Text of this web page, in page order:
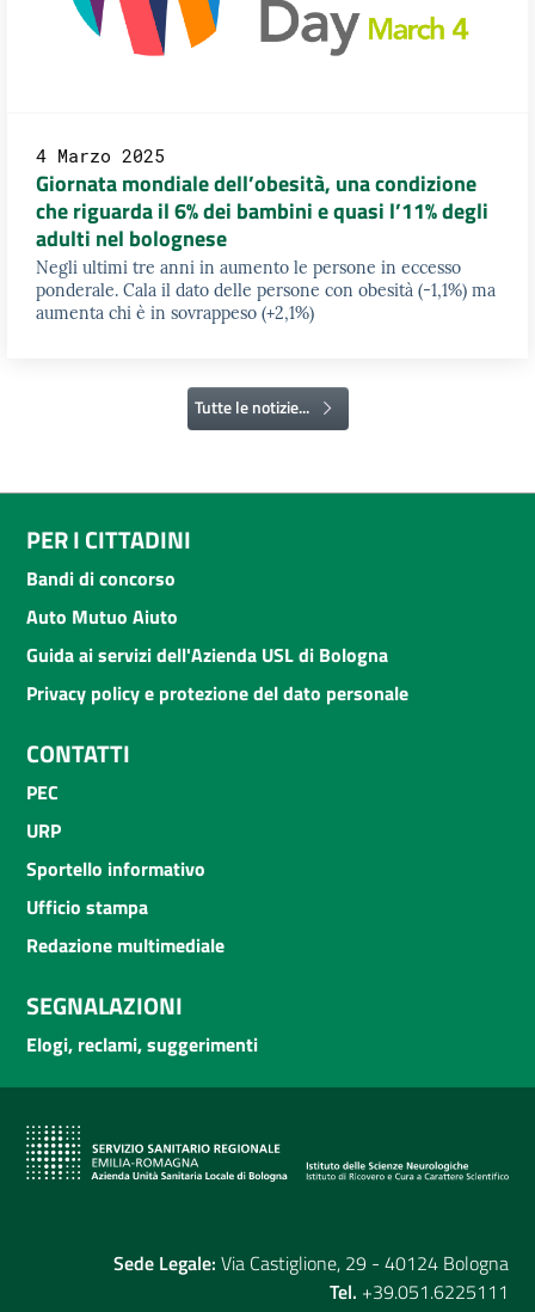
4 Marzo 2025
Giornata mondiale dell’obesità, una condizione
che riguarda il 6% dei bambini e quasi l’11% degli
adulti nel bolognese
Negli ultimi tre anni in aumento le persone in eccesso
ponderale. Cala il dato delle persone con obesità (-1,1%) ma
aumenta chi è in sovrappeso (+2,1%)
Tutte le notizie...
PER I CITTADINI
Bandi di concorso
Auto Mutuo Aiuto
Guida ai servizi dell'Azienda USL di Bologna
Privacy policy e protezione del dato personale
CONTATTI
PEC
URP
Sportello informativo
Ufficio stampa
Redazione multimediale
SEGNALAZIONI
Elogi, reclami, suggerimenti
Sede Legale: Via Castiglione, 29 - 40124 Bologna
Tel. +39.051.6225111